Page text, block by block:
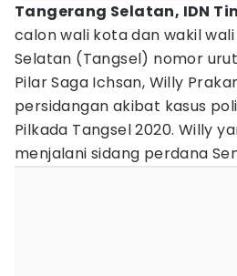
Tangerang Selatan, IDN
calon wali kota dan wakil
Selatan (Tangsel) nomor
Pilar Saga Ichsan, Willy
persidangan akibat kasus
Pilkada Tangsel 2020. Willy
menjalani sidang perdana